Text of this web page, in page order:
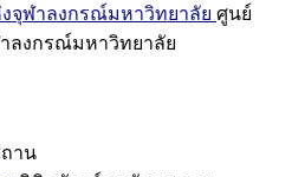
จุฬาลงกรณ์มหาวิทยาลัย ศูนย์
ลงกรณ์มหาวิทยาลัย
าน